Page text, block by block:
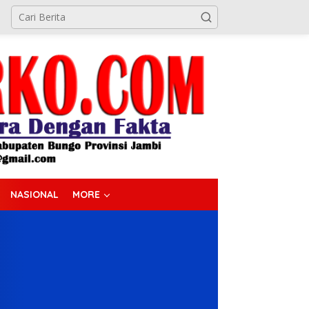
NASIONAL MORE